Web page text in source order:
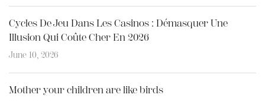
Cycles De Jeu Dans Les Casinos : Démasquer Une
Illusion Qui Coûte Cher En 2026
June 10, 2026
Mother your children are like birds